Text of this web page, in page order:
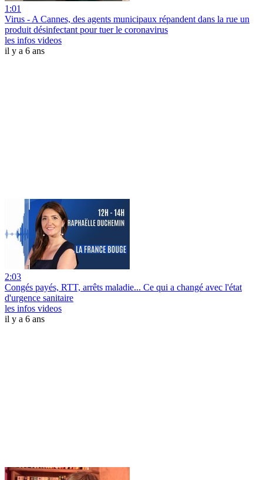
1:01
Virus - A Cannes, des agents municipaux répandent dans la rue un
produit désinfectant pour tuer le coronavirus
les infos videos
il y a 6 ans
2:03
Congés payés, RTT, arrêts maladie... Ce qui a changé avec l'état
d'urgence sanitaire
les infos videos
il y a 6 ans